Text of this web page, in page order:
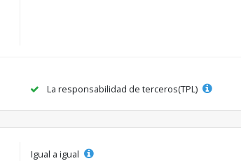
La responsabilidad de terceros(TPL)
Igual a igual